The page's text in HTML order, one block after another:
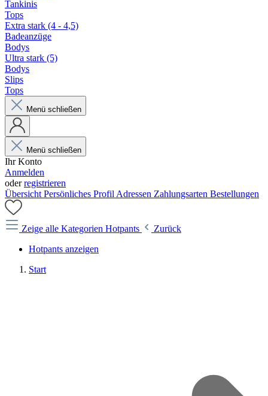
Tankinis
Tops
Extra stark (4 - 4,5)
Badeanzüge
Bodys
Ultra stark (5)
Bodys
Slips
Tops
Menü schließen
Menü schließen
Ihr Konto
Anmelden
oderregistrieren
Übersicht Persönliches Profil Adressen Zahlungsarten Bestellungen
Zeige alle Kategorien Hotpants
Zurück
Hotpants anzeigen
Start